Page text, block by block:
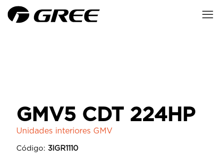
GMV5 CDT 224HP
Unidades interiores GMV
Código: 3IGR1110